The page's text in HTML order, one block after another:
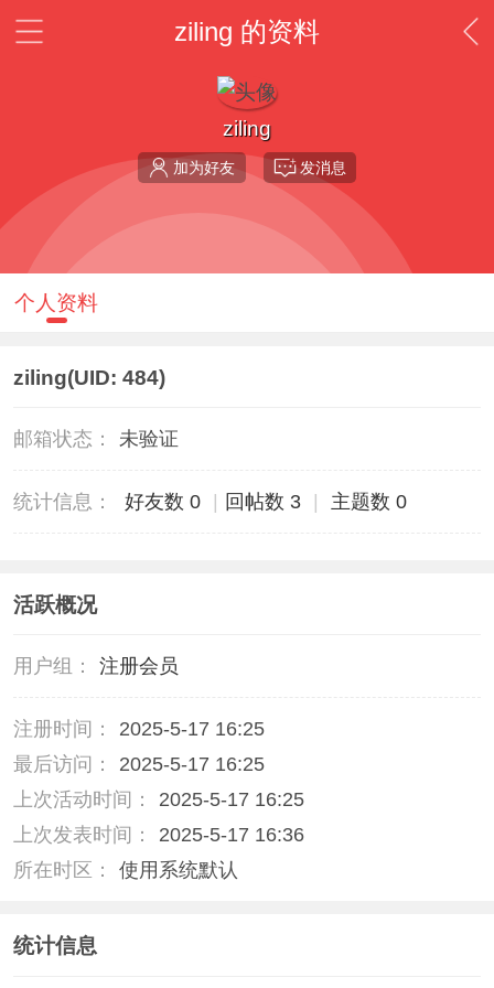
ziling 的资料
ziling
加为好友 发消息
个人资料
ziling(UID: 484)
邮箱状态： 未验证
统计信息： 好友数 0 回帖数 3 主题数 0
活跃概况
用户组： 注册会员
注册时间：
2025-5-17 16:25
最后访问：
2025-5-17 16:25
上次活动时间：
2025-5-17 16:25
上次发表时间：
2025-5-17 16:36
所在时区：
使用系统默认
统计信息